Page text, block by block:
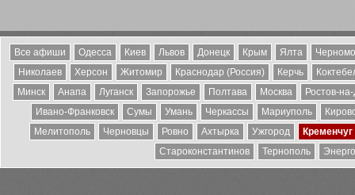
Все афиши Одесса Киев Львов Донецк Крым Ялта
Николаев
Херсон Житомир Краснодар (Россия) Керчь
Минск
Анапа Луганск Запорожье Полтава Москва
Ростов-
Ивано-Франковск
Сумы Умань Черкассы Мариуполь
Мелитополь
Черновцы Ровно Ахтырка Ужгород
Кременчуг
Староконстантинов
Тернополь